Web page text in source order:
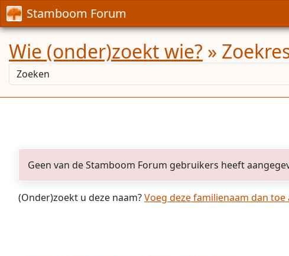
Stamboom Forum
Wie (onder)zoekt wie? »
Geen van de Stamboom Forum gebruikers heeft
(Onder)zoekt u deze naam?Voeg deze familienaam dan